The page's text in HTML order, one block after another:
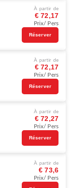
À partir de
€ 72,17
Prix/ Pers
Réserver
À partir de
€ 72,17
Prix/ Pers
Réserver
À partir de
€ 72,27
Prix/ Pers
Réserver
À partir de
€ 73,6
Prix/ Pers